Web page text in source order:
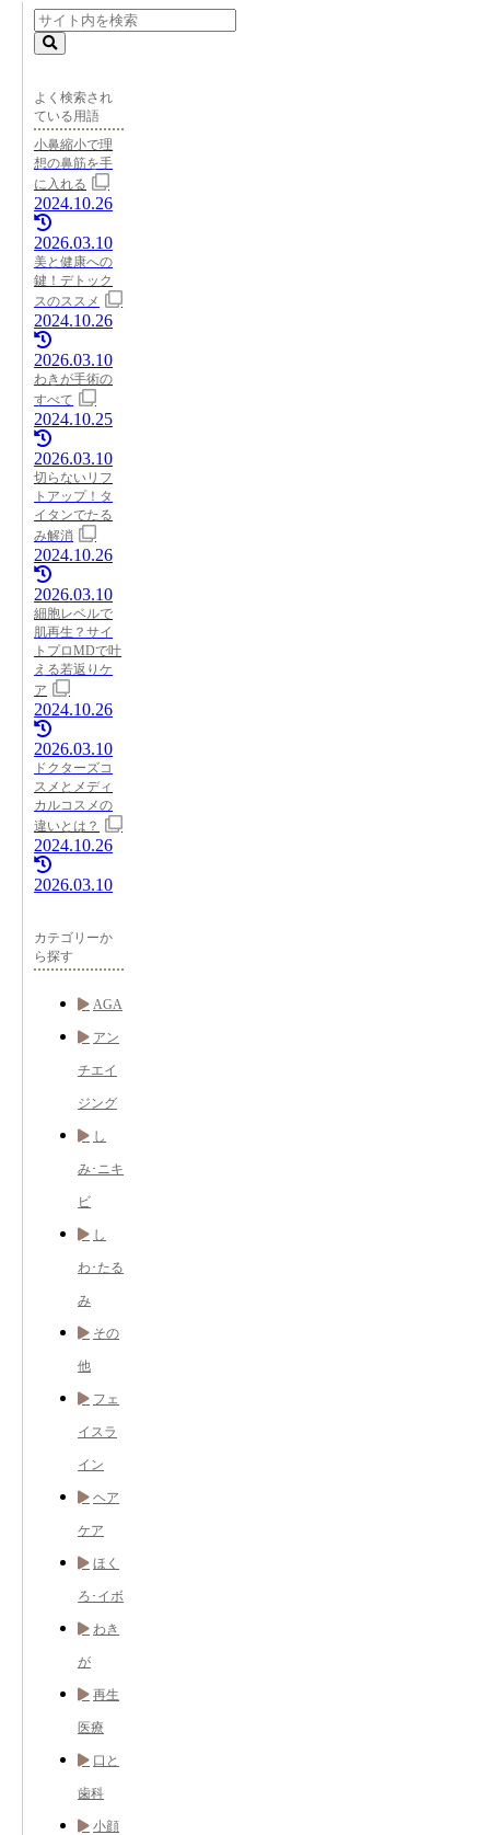
よく検索され
ている用語
小鼻縮小で理
想の鼻筋を手
に入れる
2024.10.26
2026.03.10
美と健康への
鍵！デトック
スのススメ
2024.10.26
2026.03.10
わきが手術の
すべて
2024.10.25
2026.03.10
切らないリフ
トアップ！タ
イタンでたる
み解消
2024.10.26
2026.03.10
細胞レベルで
肌再生？サイ
トプロMDで叶
える若返りケ
ア
2024.10.26
2026.03.10
ドクターズコ
スメとメディ
カルコスメの
違いとは？
2024.10.26
2026.03.10
カテゴリーか
ら探す
AGA
アン
チエイ
ジング
し
み･ニキ
ビ
し
わ･たる
み
その
他
フェ
イスラ
イン
ヘア
ケア
ほく
ろ･イボ
わき
が
再生
医療
口と
歯科
小顔